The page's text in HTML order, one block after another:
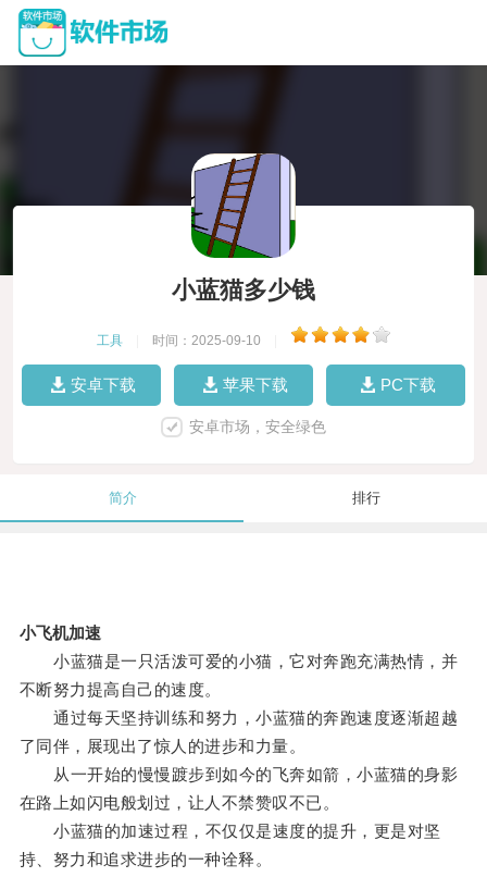
小蓝猫多少钱
工具 时间：2025-09-10
安卓下载 苹果下载 PC下载
安卓市场，安全绿色
简介 排行
小飞机加速
小蓝猫是一只活泼可爱的小猫，它对奔跑充满热情，并
不断努力提高自己的速度。
通过每天坚持训练和努力，小蓝猫的奔跑速度逐渐超越
了同伴，展现出了惊人的进步和力量。
从一开始的慢慢踱步到如今的飞奔如箭，小蓝猫的身影
在路上如闪电般划过，让人不禁赞叹不已。
小蓝猫的加速过程，不仅仅是速度的提升，更是对坚
持、努力和追求进步的一种诠释。